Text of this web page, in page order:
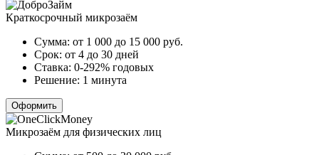
Краткосрочный микрозаём
Сумма: от 1 000 до 15 000 руб.
Срок: от 4 до 30 дней
Ставка: 0-292% годовых
Решение: 1 минута
Оформить
Микрозаём для физических лиц